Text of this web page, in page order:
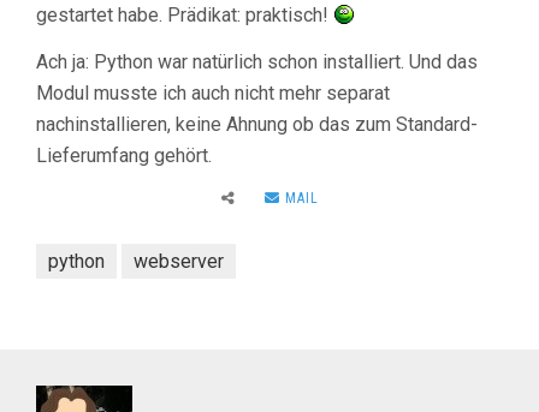
gestartet habe. Prädikat: praktisch!
Ach ja: Python war natürlich schon installiert. Und das
Modul musste ich auch nicht mehr separat
nachinstallieren, keine Ahnung ob das zum Standard-
Lieferumfang gehört.
MAIL
python webserver